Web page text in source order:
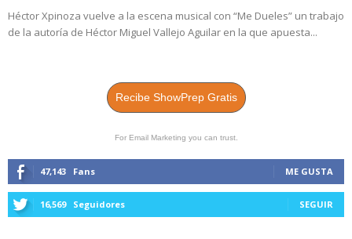
Héctor Xpinoza vuelve a la escena musical con “Me Dueles” un trabajo
de la autoría de Héctor Miguel Vallejo Aguilar en la que apuesta...
Recibe ShowPrep Gratis
For Email Marketing you can trust.
47,143 Fans ME GUSTA
16,569 Seguidores SEGUIR